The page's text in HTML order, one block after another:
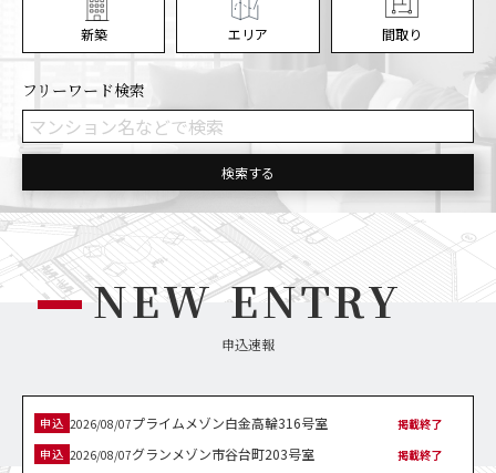
新築 エリア 間取り
フリーワード検索
検索する
NEW ENTRY
申込速報
申込 2026/08/04 グランメゾン市谷台町402号室
掲載終了
申込 2026/08/04 プライムメゾン下北沢 319号室
申込 2026/08/07プライムメゾン白金高輪316号室
掲載終了
申込 2026/08/07グランメゾン市谷台町203号室
掲載終了
申込 2026/08/07プライムメゾン下北沢 114号室
掲載終了